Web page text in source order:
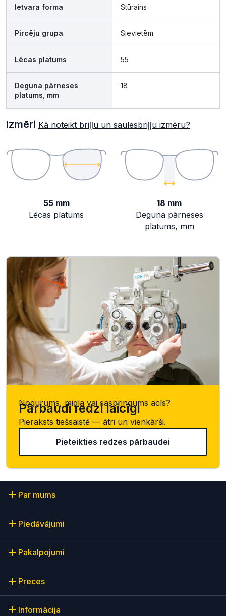
Ietvara forma Stūrains
Pircēju grupa Sievietēm
Lēcas platums 55
Deguna pārneses
platums, mm
18
Izmēri Kā noteikt briļļu un saulesbriļļu izmēru?
55 mm
Lēcas platums
18 mm
Deguna pārneses
platums, mm
Nogurums, migla vai saspringums acīs?
Pārbaudi redzi laicīgi
Pieraksts tiešsaistē — ātri un vienkārši.
Pieteikties redzes pārbaudei
Par mums
Piedāvājumi
Pakalpojumi
Preces
Informācija